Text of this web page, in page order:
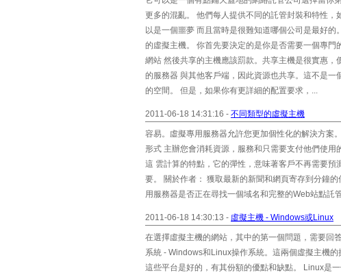
更多的混亂。 他們每人提供不同的託管封裝和特性
以是一個噩夢 而且當時是很難知道哪個公司是最好
的虛擬主機。 你首先要決定的是你是否需要一個專
網站 然後共享的主機應該罰款。共享主機是很實惠
的服務器 與其他客戶端，因此資源也共享。這不是
的空間。 但是，如果你有更詳細的配置要求，...
2011-06-18 14:31:16 - 不同類型的虛擬主機
容易。虛擬專用服務器允許您更加個性化的解決方案
形式 主辦您會消耗資源，服務和只需要支付他們使用
這 雲計算的特點，它的彈性，意味著客戶不再需要
要。 關於作者： 獲取最新的新聞和網頁寄存到分鐘
用服務器是否正在尋找一個域名和完整的Web站點託
2011-06-18 14:30:13 - 虛擬主機 - Windows或Linux
在選擇虛擬主機的網站，其中的第一個問題，需要回
系統 - Windows和Linux操作系統。這兩個虛擬主機
這些平台是好的，有其份額的優點和缺點。 Linux是